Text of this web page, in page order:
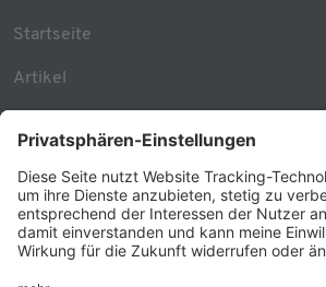
Startseite
Artikel
Kontakt